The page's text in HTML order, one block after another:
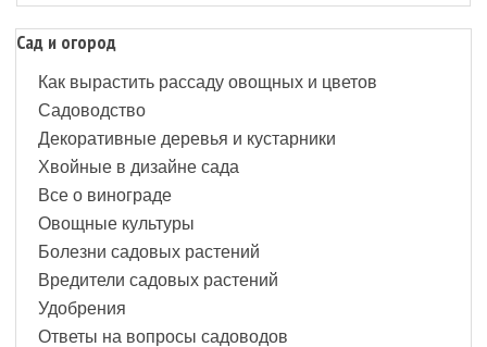
Сад и огород
Как вырастить рассаду овощных и цветов
Садоводство
Декоративные деревья и кустарники
Хвойные в дизайне сада
Все о винограде
Овощные культуры
Болезни садовых растений
Вредители садовых растений
Удобрения
Ответы на вопросы садоводов